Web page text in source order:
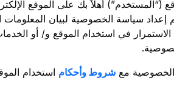
(“المستخدم”) أهلاً بك على الموقع
إعداد سياسة الخصوصية لبيان
الاستمرار في استخدام الموقع و/ أو
مع شروط وأحكام استخدام